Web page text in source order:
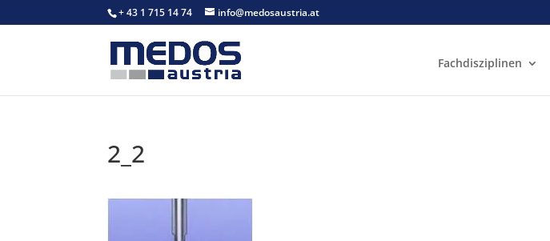
+ 43 1 715 14 74 info@medosaustria.at
Fachdisziplinen
2_2